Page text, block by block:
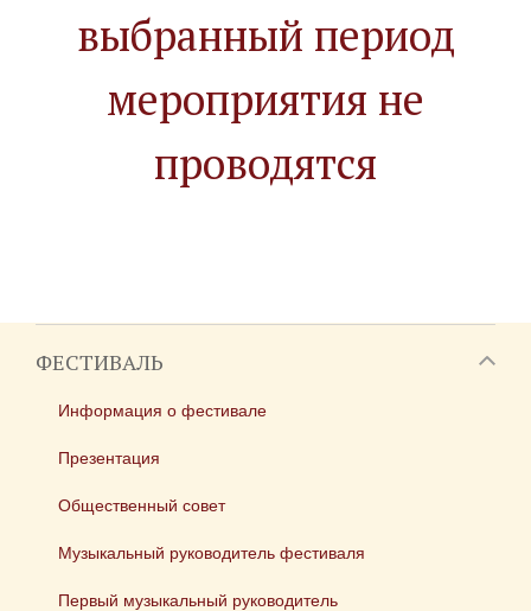
выбранный период
мероприятия не
проводятся
ФЕСТИВАЛЬ
Информация о фестивале
Презентация
Общественный совет
Музыкальный руководитель фестиваля
Первый музыкальный руководитель